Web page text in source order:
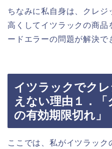
ちなみに私自身は、クレジ
高くしてイツラックの商品
ードエラーの問題が解決で
イツラックでク
えない理由１．
の有効期限切れ」
ここでは、私がイツラック